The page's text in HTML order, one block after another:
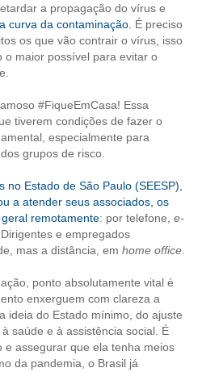
DA PROFISSÃO
a propagação do vírus e
curva da contaminação. É preciso
os que vão contrair o vírus, isso
o maior possível para evitar o
#FiqueEmCasa! Essa
tiverem condições de fazer o
especialmente para
grupos de risco.
no Estado de São Paulo (SEESP),
a atender seus associados, os
remotamente: por telefone, e-
e empregados
mas a distância, em home office.
ponto absolutamente vital é
enxerguem com clareza a
ideia do Estado mínimo, do ajuste
saúde e à assistência social. É
e assegurar que ela tenha meios
da pandemia, o Brasil já